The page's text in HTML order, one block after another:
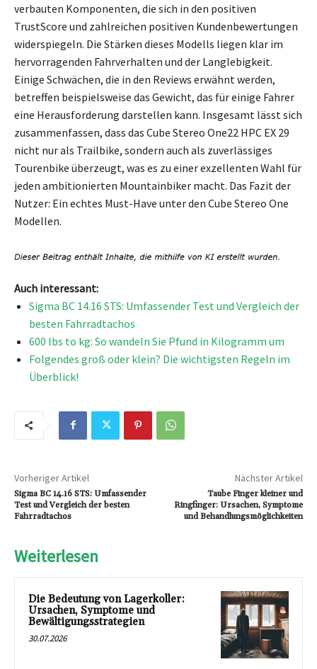
verbauten Komponenten, die sich in den positiven
TrustScore und zahlreichen positiven Kundenbewertungen
widerspiegeln. Die Stärken dieses Modells liegen klar im
hervorragenden Fahrverhalten und der Langlebigkeit.
Einige Schwächen, die in den Reviews erwähnt werden,
betreffen beispielsweise das Gewicht, das für einige Fahrer
eine Herausforderung darstellen kann. Insgesamt lässt sich
zusammenfassen, dass das Cube Stereo One22 HPC EX 29
nicht nur als Trailbike, sondern auch als zuverlässiges
Tourenbike überzeugt, was es zu einer exzellenten Wahl für
jeden ambitionierten Mountainbiker macht. Das Fazit der
Nutzer: Ein echtes Must-Have unter den Cube Stereo One
Modellen.
Auch interessant:
Sigma BC 14.16 STS: Umfassender Test und Vergleich der
besten Fahrradtachos
600 lbs to kg: So wandeln Sie Pfund in Kilogramm um
Folgendes groß oder klein? Die wichtigsten Regeln im
Überblick!
Vorheriger Artikel
Sigma BC 14.16 STS: Umfassender
Test und Vergleich der besten
Fahrradtachos
Nächster Artikel
Taube Finger kleiner und
Ringfinger: Ursachen, Symptome
und Behandlungsmöglichkeiten
Weiterlesen
Die Bedeutung von Lagerkoller:
Ursachen, Symptome und
Bewältigungsstrategien
30.07.2026